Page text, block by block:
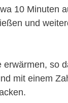
10 Minuten
und
so
mit einem